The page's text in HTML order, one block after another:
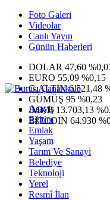
Foto Galeri
Videolar
Canlı Yayın
Günün Haberleri
DOLAR 47,60
EURO 55,09 %0,15
G.ALTIN6.521,48
GÜMÜŞ 95 %0,23
IMKB 13.703,13
BITCOIN 64.930
Asayiş
Eğitim
Emlak
Yaşam
Tarım Ve Sanayi
Belediye
Teknoloji
Yerel
Resmî İlan